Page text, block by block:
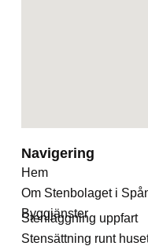
Navigering
Hem
Om Stenbolaget i
Byggjänster
Stenläggning uppfart
Stensättning runt